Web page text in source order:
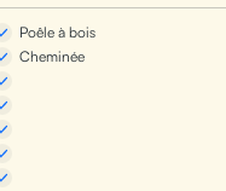
Poêle à bois
Cheminée